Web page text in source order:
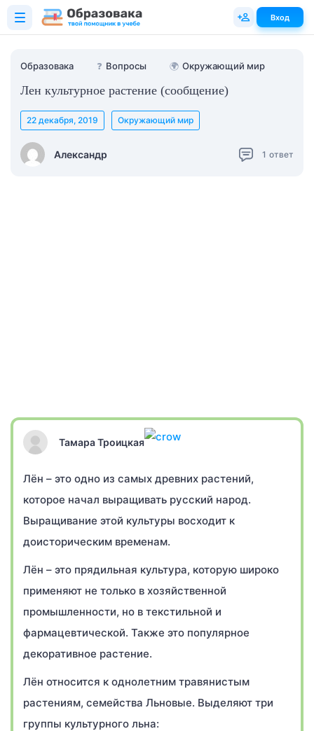
Образовака ❓ Вопросы 🌍 Окружающий мир
Лен культурное растение (сообщение)
Александр
22 декабря, 2019 Окружающий мир
1 ответ
Тамара Троицкая
Лён – это одно из самых древних растений,
которое начал выращивать русский народ.
Выращивание этой культуры восходит к
доисторическим временам.
Лён – это прядильная культура, которую широко
применяют не только в хозяйственной
промышленности, но в текстильной и
фармацевтической. Также это популярное
декоративное растение.
Лён относится к однолетним травянистым
растениям, семейства Льновые. Выделяют три
группы культурного льна:
Вход